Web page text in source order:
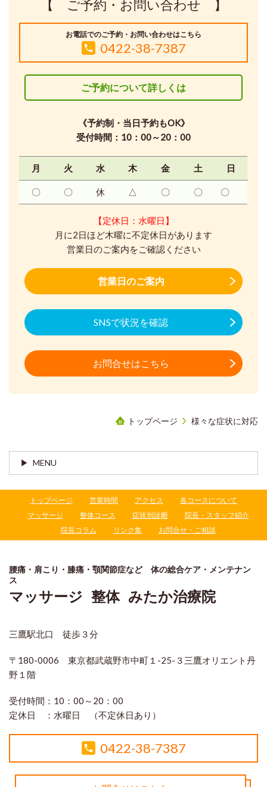
【 ご予約・お問い合わせ 】
お電話でのご予約・お問い合わせはこちら
0422-38-7387
ご予約について詳しくは
《予約制・当日予約もOK》
受付時間：10：00～20：00
月 火 水 木 金 土 日
〇 〇 休 △ 〇 〇 〇
【定休日：水曜日】
月に2日ほど木曜に不定休日があります
営業日のご案内をご確認ください
営業日のご案内
SNSで状況を確認
お問合せはこちら
トップページ 様々な症状に対応
MENU
トップページ 営業時間 アクセス
各コースについて
マッサージ
整体コース 症状別診断
院長・スタッフ紹介
院長コラム
リンク集 お問合せ・ご相談
腰痛・肩こり・膝痛・顎関節症など 体の総合ケア・メンテナン
ス
マッサージ 整体 みたか治療院
三鷹駅北口 徒歩３分
〒180-0006 東京都武蔵野市中町１-25-３三鷹オリエント丹
野１階
受付時間： 10：00～20：00
定休日 ： 水曜日 （不定休日あり）
0422-38-7387